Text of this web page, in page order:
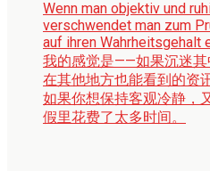
Wenn man objektiv und
verschwendet man zum
auf ihren Wahrheitsgehalt
我的感觉是——如果沉迷
在其他地方也能看到的资
如果你想保持客观冷静，
假里花费了太多时间。